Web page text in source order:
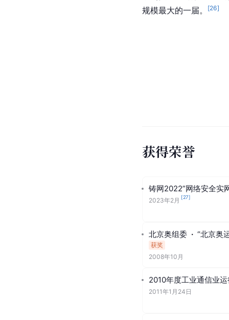
规模最大的一届。
[26]
获得荣誉
铸网2022”网络安全实
2023年2月 [27]
北京奥组委 · “北京奥
获奖
2008年10月
2010年度工业通信业
2011年1月24日